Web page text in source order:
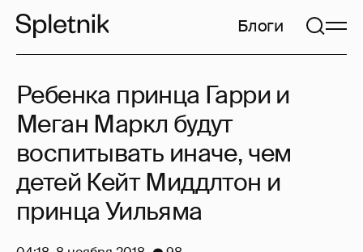
Блоги
Ребенка принца Гарри и
Меган Маркл будут
воспитывать иначе, чем
детей Кейт Миддлтон и
принца Уильяма